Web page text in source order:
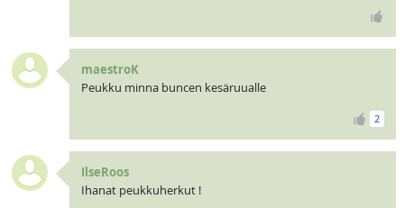
maestroK
Peukku minna buncen kesäruualle
2
IlseRoos
Ihanat peukkuherkut !